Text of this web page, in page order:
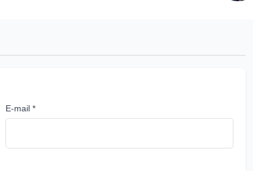
E-mail *